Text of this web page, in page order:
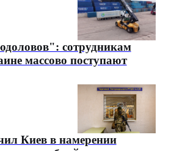
сотрудникам
массово поступают
Киев в намерении